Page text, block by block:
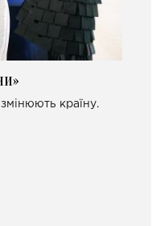
змінюють країну.